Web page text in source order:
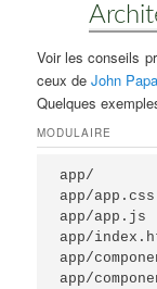
Voir les conseils
ceux deJohn Papa
Quelques
MODULAIRE
app/
app/app.css
app/app.js
app/
app/
app/